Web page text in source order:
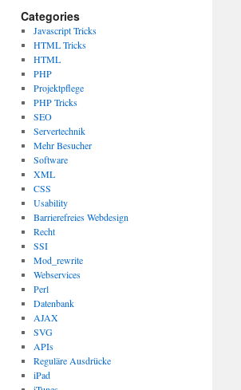
Categories
Javascript Tricks
HTML Tricks
HTML
PHP
Projektpflege
PHP Tricks
SEO
Servertechnik
Mehr Besucher
Software
XML
CSS
Usability
Barrierefreies Webdesign
Recht
SSI
Mod_rewrite
Webservices
Perl
Datenbank
AJAX
SVG
APIs
Reguläre Ausdrücke
iPad